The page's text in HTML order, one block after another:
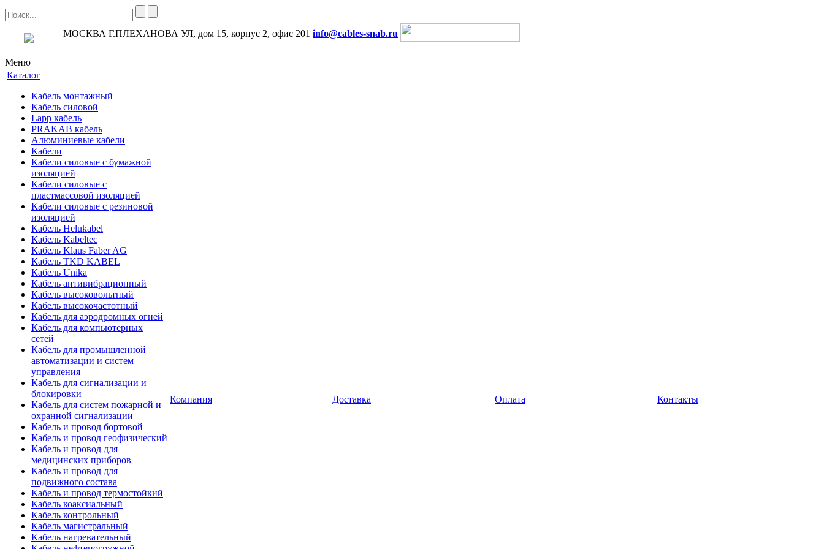
МОСКВА Г.ПЛЕХАНОВА УЛ, дом 15, корпус 2, офис 201 info@cables-snab.ru
Меню
Каталог
Кабель монтажный
Кабель силовой
Lapp кабель
PRAKAB кабель
Алюминиевые кабели
Кабели
Кабели силовые с бумажной
изоляцией
Кабели силовые с
пластмассовой изоляцией
Кабели силовые с резиновой
изоляцией
Кабель Helukabel
Кабель Kabeltec
Кабель Klaus Faber AG
Кабель TKD KABEL
Кабель Unika
Кабель антивибрационный
Кабель высоковольтный
Кабель высокочастотный
Кабель для аэродромных огней
Кабель для компьютерных
сетей
Кабель для промышленной
автоматизации и систем
управления
Кабель для сигнализации и
блокировки
Кабель для систем пожарной и
охранной сигнализации
Кабель и провод бортовой
Кабель и провод геофизический
Кабель и провод для
медицинских приборов
Кабель и провод для
подвижного состава
Кабель и провод термостойкий
Кабель коаксиальный
Кабель контрольный
Кабель магистральный
Кабель нагревательный
Компания Доставка Оплата Контакты